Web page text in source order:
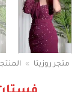
متجر روزيتا »